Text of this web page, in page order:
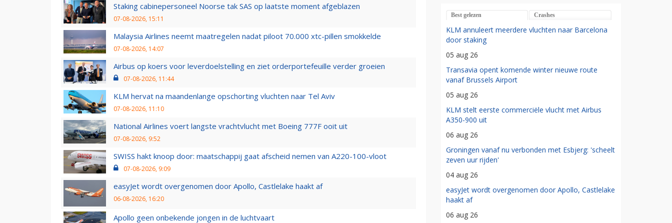
Staking cabinepersoneel Noorse tak SAS op laatste moment afgeblazen
07-08-2026, 15:11
Malaysia Airlines neemt maatregelen nadat piloot 70.000 xtc-pillen smokkelde
07-08-2026, 14:07
Airbus op koers voor leverdoelstelling en ziet orderportefeuille verder groeien
07-08-2026, 11:44
KLM hervat na maandenlange opschorting vluchten naar Tel Aviv
07-08-2026, 11:10
National Airlines voert langste vrachtvlucht met Boeing 777F ooit uit
07-08-2026, 9:52
SWISS hakt knoop door: maatschappij gaat afscheid nemen van A220-100-vloot
07-08-2026, 9:09
easyJet wordt overgenomen door Apollo, Castlelake haakt af
06-08-2026, 16:20
Apollo geen onbekende jongen in de luchtvaart
Best gelezen Crashes
KLM annuleert meerdere vluchten naar Barcelona
door staking
05 aug 26
Transavia opent komende winter nieuwe route
vanaf Brussels Airport
05 aug 26
KLM stelt eerste commerciële vlucht met Airbus
A350-900 uit
06 aug 26
Groningen vanaf nu verbonden met Esbjerg: 'scheelt
zeven uur rijden'
04 aug 26
easyJet wordt overgenomen door Apollo, Castlelake
haakt af
06 aug 26